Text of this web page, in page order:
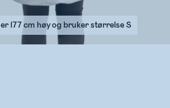
177 cm høy og bruker størrelse S